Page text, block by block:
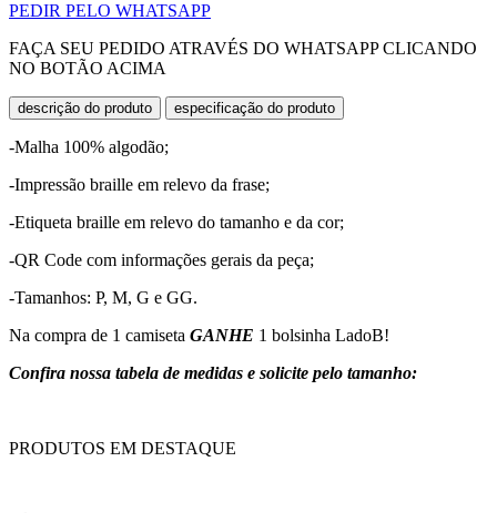
PEDIR PELO WHATSAPP
FAÇA SEU PEDIDO ATRAVÉS DO WHATSAPP CLICANDO
NO BOTÃO ACIMA
descrição do produto especificação do produto
-Malha 100% algodão;
-Impressão braille em relevo da frase;
-Etiqueta braille em relevo do tamanho e da cor;
-QR Code com informações gerais da peça;
-Tamanhos: P, M, G e GG.
Na compra de 1 camiseta GANHE 1 bolsinha LadoB!
Confira nossa tabela de medidas e solicite pelo tamanho:
PRODUTOS EM DESTAQUE